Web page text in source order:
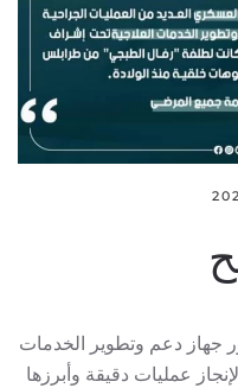
جهاز دعم وتطوير الخدمات
عمليات دقيقة وأبرزها